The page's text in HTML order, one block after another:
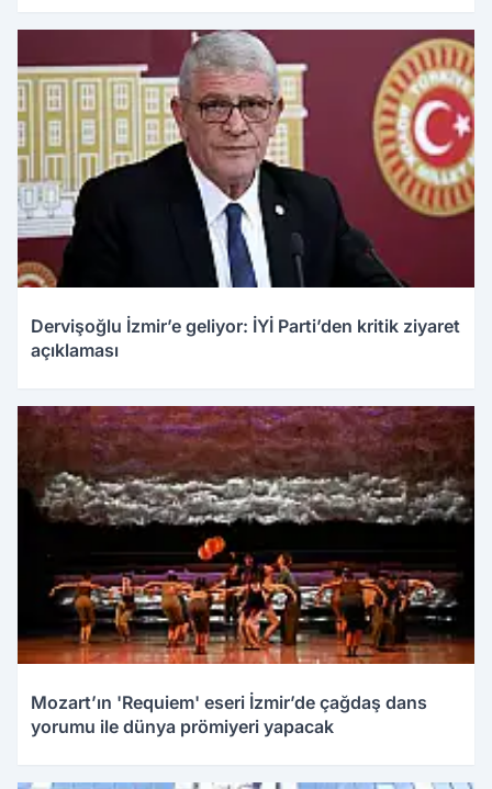
Dervişoğlu İzmir’e geliyor: İYİ Parti’den kritik ziyaret
açıklaması
Mozart’ın 'Requiem' eseri İzmir’de çağdaş dans
yorumu ile dünya prömiyeri yapacak